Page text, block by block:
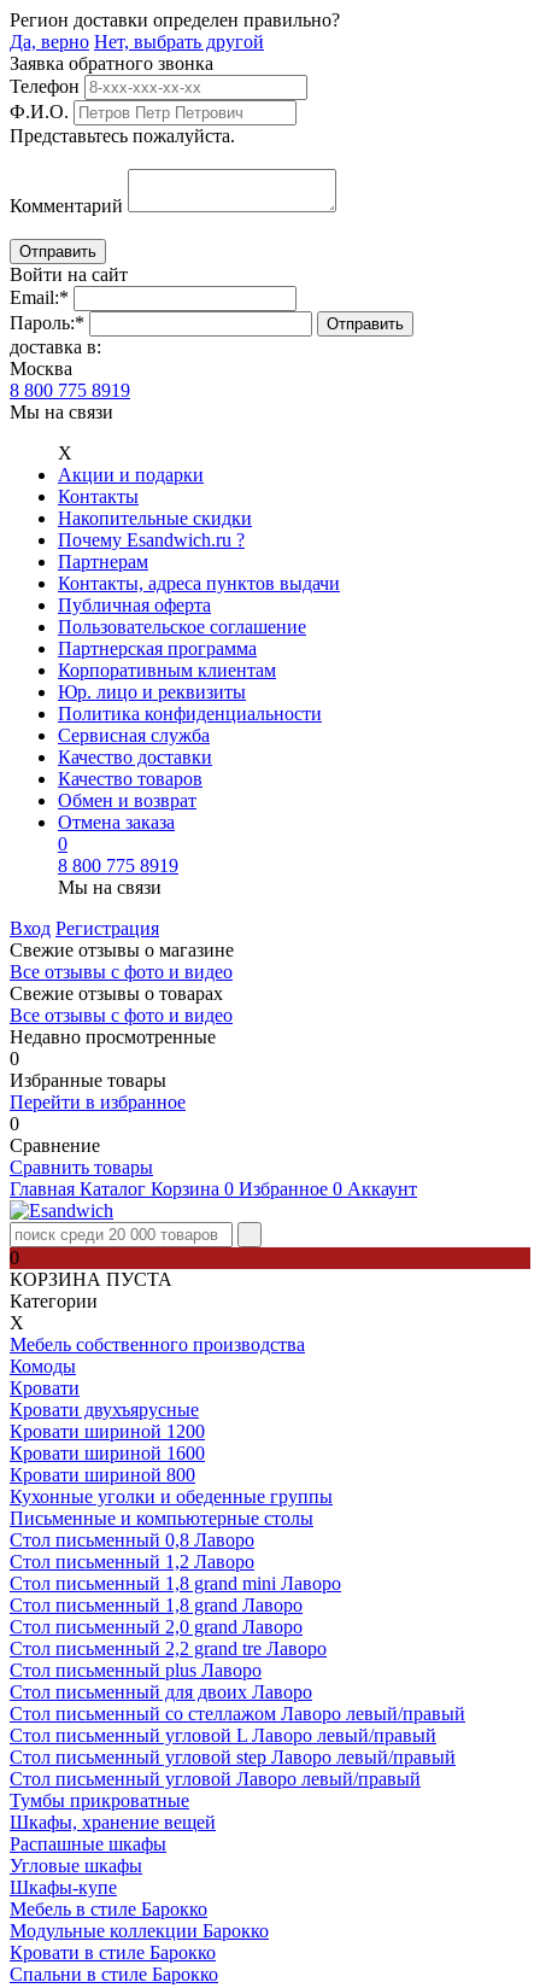
Регион доставки определен правильно?
Да, верно Нет, выбрать другой
Заявка обратного звонка
Телефон
Ф.И.О.
Представьтесь пожалуйста.
Комментарий
Войти на сайт
Email:*
Пароль:*
доставка в:
Москва
8 800 775 8919
Мы на связи
Х
Акции и подарки
Контакты
Накопительные скидки
Почему Esandwich.ru ?
Партнерам
Контакты, адреса пунктов выдачи
Публичная оферта
Пользовательское соглашение
Партнерская программа
Корпоративным клиентам
Юр. лицо и реквизиты
Политика конфиденциальности
Сервисная служба
Качество доставки
Качество товаров
Обмен и возврат
Отмена заказа
0
8 800 775 8919
Мы на связи
Вход Регистрация
Свежие отзывы о магазине
Все отзывы с фото и видео
Свежие отзывы о товарах
Все отзывы c фото и видео
Недавно просмотренные
0
Избранные товары
Перейти в избранное
0
Сравнение
Сравнить товары
Главная Каталог Корзина 0 Избранное 0 Аккаунт
0
КОРЗИНА ПУСТА
Категории
Х
Мебель собственного производства
Комоды
Кровати
Кровати двухъярусные
Кровати шириной 1200
Кровати шириной 1600
Кровати шириной 800
Кухонные уголки и обеденные группы
Письменные и компьютерные столы
Стол письменный 0,8 Лаворо
Стол письменный 1,2 Лаворо
Стол письменный 1,8 grand mini Лаворо
Стол письменный 1,8 grand Лаворо
Стол письменный 2,0 grand Лаворо
Стол письменный 2,2 grand tre Лаворо
Стол письменный plus Лаворо
Стол письменный для двоих Лаворо
Стол письменный со стеллажом Лаворо левый/правый
Стол письменный угловой L Лаворо левый/правый
Стол письменный угловой step Лаворо левый/правый
Стол письменный угловой Лаворо левый/правый
Тумбы прикроватные
Шкафы, хранение вещей
Распашные шкафы
Угловые шкафы
Шкафы-купе
Мебель в стиле Барокко
Модульные коллекции Барокко
Кровати в стиле Барокко
Спальни в стиле Барокко